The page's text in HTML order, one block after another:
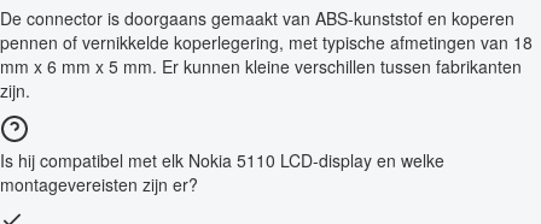
De connector is doorgaans gemaakt van ABS-kunststof en koperen
pennen of vernikkelde koperlegering, met typische afmetingen van 18
mm x 6 mm x 5 mm. Er kunnen kleine verschillen tussen fabrikanten
zijn.
Is hij compatibel met elk Nokia 5110 LCD-display en welke
montagevereisten zijn er?